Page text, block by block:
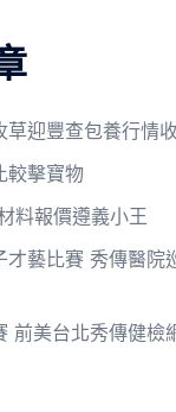
草迎豐查包養行情
較擊寶物
料報價遵義小王
才藝比賽 秀傳醫院
前美台北秀傳健檢